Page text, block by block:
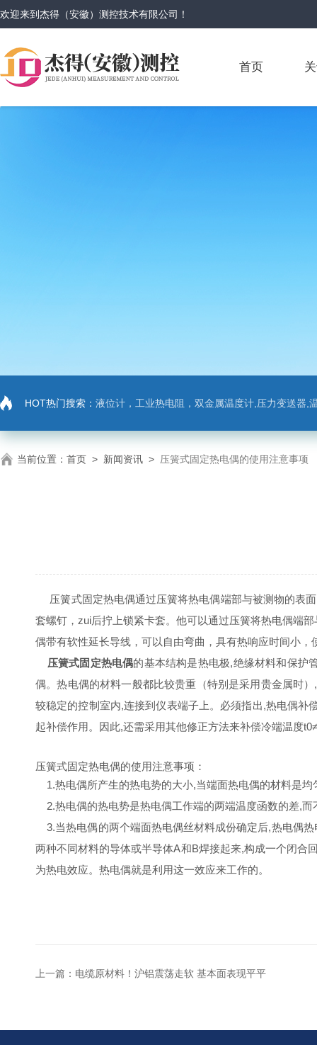
欢迎来到杰得（安徽）测控技术有限公司 ！
首页
HOT热门搜索： 液位计，工业热电阻，双金属温度计,压力变送器,
当前位置： 首页 > 新闻资讯 > 压簧式固定热电偶的使用注意事项
压簧式固定热电偶通过压簧将热电偶端部与被测物的表
套螺钉，zui后拧上锁紧卡套。他可以通过压簧将热电偶端
偶带有软性延长导线，可以自由弯曲，具有热响应时间小
压簧式固定热电偶的基本结构是热电极,绝缘材料和保护
偶。热电偶的材料一般都比较贵重（特别是采用贵金属时
较稳定的控制室内,连接到仪表端子上。必须指出,热电偶
起补偿作用。因此,还需采用其他修正方法来补偿冷端温度
压簧式固定热电偶的使用注意事项：
1.热电偶所产生的热电势的大小,当端面热电偶的材料是
2.热电偶的热电势是热电偶工作端的两端温度函数的差,
3.当热电偶的两个端面热电偶丝材料成份确定后,热电偶
两种不同材料的导体或半导体A和B焊接起来,构成一个闭合
为热电效应。热电偶就是利用这一效应来工作的。
上一篇： 电缆原材料！沪铝震荡走软 基本面表现平平